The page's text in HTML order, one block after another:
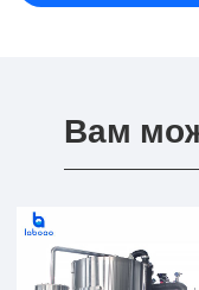
Вам